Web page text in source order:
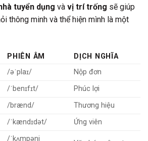
tuyển dụng và vị trí trống sẽ giúp
thông minh và thể hiện mình là một
PHIÊN ÂM
DỊCH NGHĨA
/əˈplaɪ/
Nộp đơn
/ˈbenɪfɪt/
Phúc lợi
/brænd/
Thương hiệu
/ˈkændɪdət/
Ứng viên
/ˈkʌmpəni